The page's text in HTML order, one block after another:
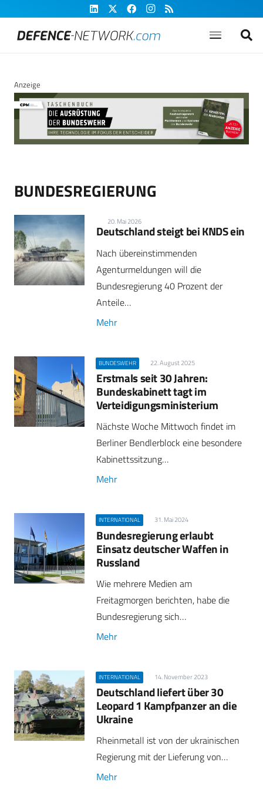
Anzeige
BUNDESREGIERUNG
20. Mai 2026
Deutschland steigt bei KNDS ein
Nach übereinstimmenden
Agenturmeldungen will die
Bundesregierung 40 Prozent der
Anteile…
Mehr
BUNDESWEHR 22. August 2025
Erstmals seit 30 Jahren:
Bundeskabinett tagt im
Verteidigungsministerium
Nächste Woche Mittwoch findet im
Berliner Bendlerblock eine besondere
Kabinettssitzung…
Mehr
INTERNATIONAL 31. Mai 2024
Bundesregierung erlaubt
Einsatz deutscher Waffen in
Russland
Wie mehrere Medien am
Freitagmorgen berichten, habe die
Bundesregierung sich…
Mehr
INTERNATIONAL 14. November 2023
Deutschland liefert über 30
Leopard 1 Kampfpanzer an die
Ukraine
Rheinmetall ist von der ukrainischen
Regierung mit der Lieferung von…
Mehr